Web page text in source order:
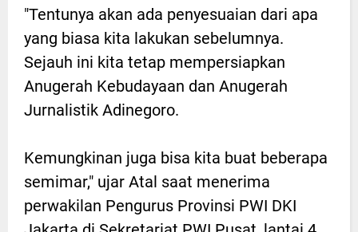
"Tentunya akan ada penyesuaian dari apa
yang biasa kita lakukan sebelumnya.
Sejauh ini kita tetap mempersiapkan
Anugerah Kebudayaan dan Anugerah
Jurnalistik Adinegoro.
Kemungkinan juga bisa kita buat beberapa
semimar," ujar Atal saat menerima
perwakilan Pengurus Provinsi PWI DKI